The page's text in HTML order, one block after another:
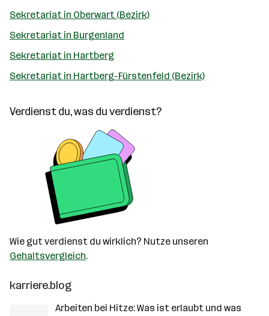
Sekretariat in Oberwart (Bezirk)
Sekretariat in Burgenland
Sekretariat in Hartberg
Sekretariat in Hartberg-Fürstenfeld (Bezirk)
Verdienst du, was du verdienst?
Wie gut verdienst du wirklich? Nutze unseren
Gehaltsvergleich.
karriere.blog
Arbeiten bei Hitze: Was ist erlaubt und was